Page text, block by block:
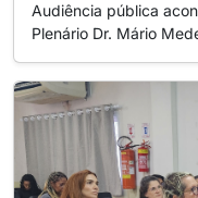
Audiência pública
Plenário Dr. Mário